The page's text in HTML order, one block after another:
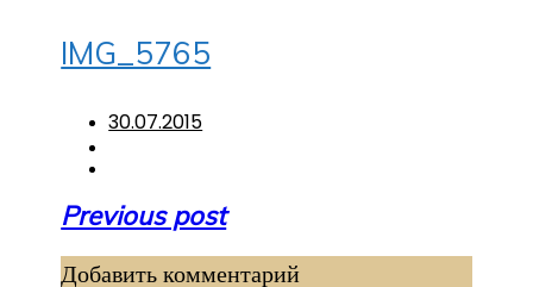
IMG_5765
30.07.2015
Навигация
записям
Previous post
Добавить комментарий